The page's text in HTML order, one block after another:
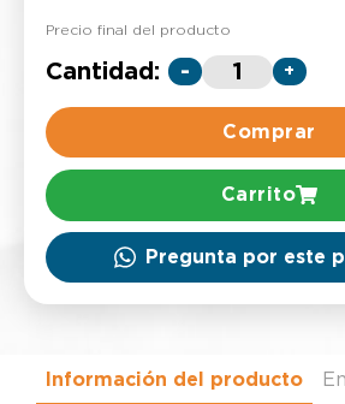
Precio final del producto
Cantidad: - +
Comprar
Carrito
Pregunta por este
Información del producto